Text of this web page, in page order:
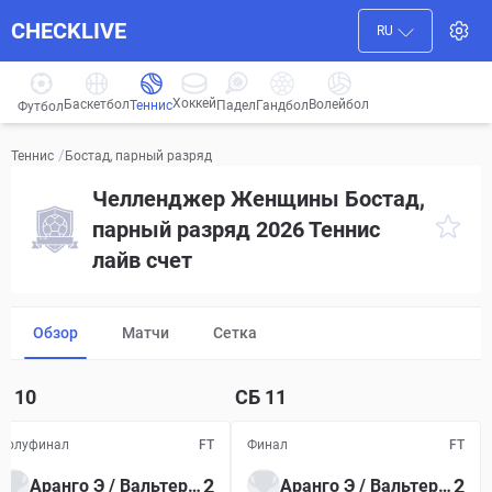
CHECKLIVE RU
Футбол БаскетболТеннисХоккей ПаделГандбол Волейбол
Теннис /Бостад, парный разряд
Челленджер Женщины Бостад,
парный разряд 2026 Теннис
лайв счет
Обзор Матчи Сетка
10
FT
Аранго Э / Вальтерт С2
СБ 11
Финал FT
Аранго Э / Вальтерт С2